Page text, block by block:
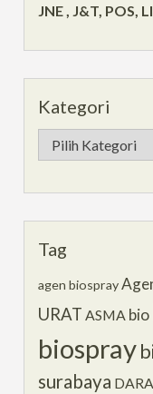
JNE , J&T, POS,
Kategori
Kategori
Tag
agen biospray
URAT ASMA bio
biospray
surabaya